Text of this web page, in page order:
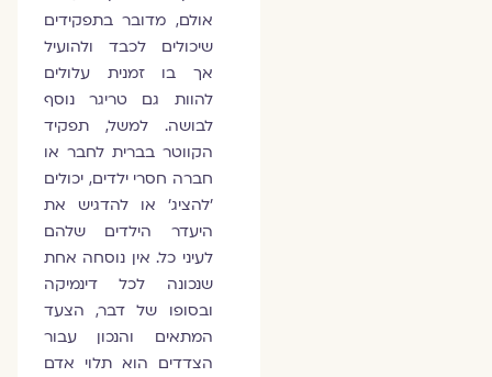
אולם, מדובר בתפקידים
שיכולים לכבד ולהועיל
אך בו זמנית עלולים
להוות גם טריגר נוסף
לבושה. למשל, תפקיד
הקווטר בברית לחבר או
חברה חסרי ילדים, יכולים
'להציג' או להדגיש את
היעדר הילדים שלהם
לעיני כל. אין נוסחה אחת
שנכונה לכל דינמיקה
ובסופו של דבר, הצעד
המתאים והנכון עבור
הצדדים הוא תלוי אדם